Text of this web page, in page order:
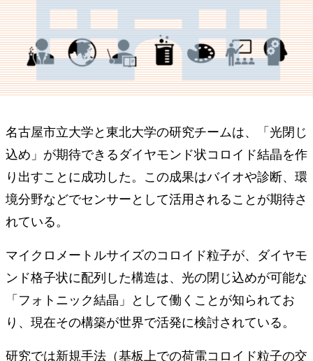
名古屋市立大学と東北大学の研究チームは、「光閉じ
込め」が期待できるダイヤモンド状コロイド結晶を作
り出すことに成功した。この成果はバイオや診断、環
境分野などでセンサーとして活用されることが期待さ
れている。
マイクロメートルサイズのコロイド粒子が、ダイヤモ
ンド格子状に配列した構造は、光の閉じ込めが可能な
「フォトニック結晶」として働くことが知られてお
り、現在その構築が世界で活発に検討されている。
研究では新規手法（基板上での荷電コロイド粒子の交